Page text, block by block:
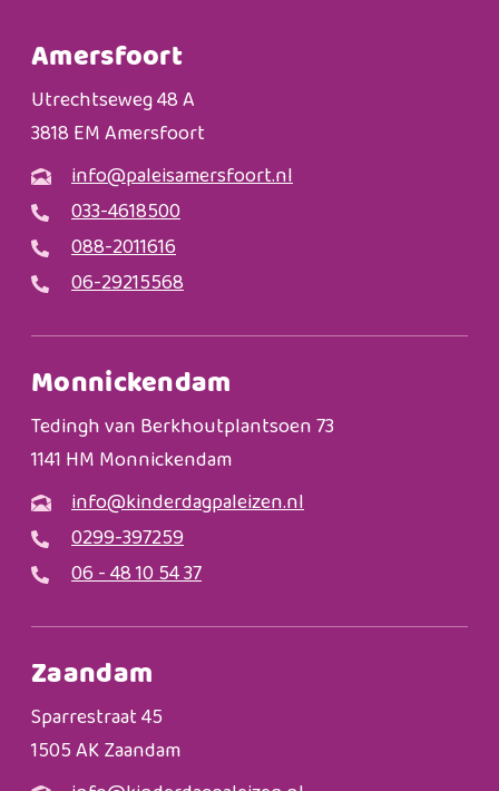
Amersfoort
Utrechtseweg 48 A
3818 EM Amersfoort
info@paleisamersfoort.nl
033-4618500
088-2011616
06-29215568
Monnickendam
Tedingh van Berkhoutplantsoen 73
1141 HM Monnickendam
info@kinderdagpaleizen.nl
0299-397259
06 - 48 10 54 37
Zaandam
Sparrestraat 45
1505 AK Zaandam